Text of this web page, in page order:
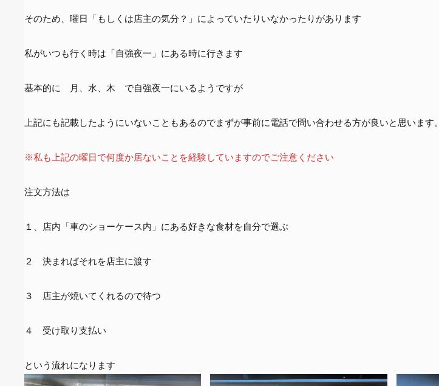
そのため、曜日「もしくは店主の気分？」によっていたりいなかったりがあります
私がいつも行く時は「自強夜一」にある時に行きます
基本的に 月、水、木 で自強夜一にいるようですが
上記にも記載したようにいないこともあるのでまずが事前に電話で問い合わせる方が良いと思います。
※私も上記の曜日で何度か居ないことを経験していますのでご注意ください
注文方法は
１、店内「車のショーケース内」にある好きな食材を自分で選ぶ
２ 決まればそれを店主に渡す
３ 店主が焼いてくれるので待つ
４ 受け取り支払い
という流れになります